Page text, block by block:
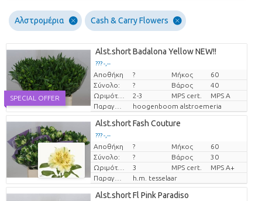
Αλστρομέρια Cash & Carry Flowers
SPECIAL OFFER
Alst.short Badalona Yellow NEW!!
??? -,--
Τιμή ανά τεμάχιο
Αποθήκη ? Μήκος
60
Σύνολο:
? Βάρος
40
Ωριμότητα
2-3 MPS cert.
MPS A
Παραγωγός
hoogenboom alstroemeria
Alst.short Fash Couture
??? -,--
Τιμή ανά τεμάχιο
Αποθήκη ? Μήκος
60
Σύνολο:
? Βάρος
30
Ωριμότητα
3 MPS cert.
MPS A+
Παραγωγός
h.m. tesselaar
Alst.short Fl Pink Paradiso